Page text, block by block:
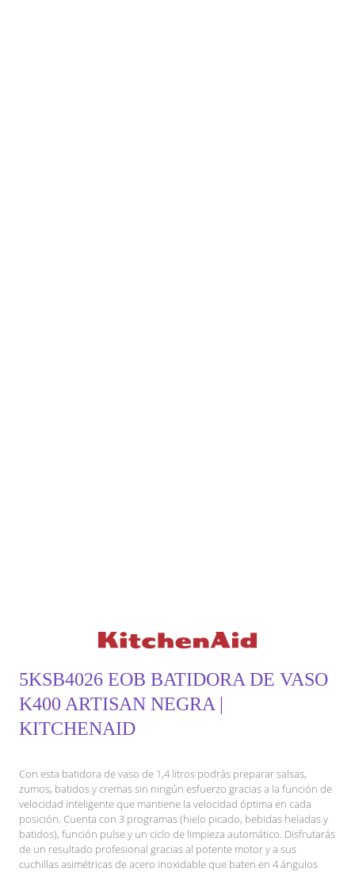
5KSB4026 EOB BATIDORA DE VASO
K400 ARTISAN NEGRA |
KITCHENAID
Con esta batidora de vaso de 1,4 litros podrás preparar salsas,
zumos, batidos y cremas sin ningún esfuerzo gracias a la función de
velocidad inteligente que mantiene la velocidad óptima en cada
posición. Cuenta con 3 programas (hielo picado, bebidas heladas y
batidos), función pulse y un ciclo de limpieza automático. Disfrutarás
de un resultado profesional gracias al potente motor y a sus
cuchillas asimétricas de acero inoxidable que baten en 4 ángulos